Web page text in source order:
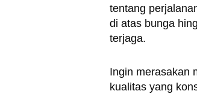
tentang
di atas bunga
terjaga.
Ingin merasakan
kualitas yang